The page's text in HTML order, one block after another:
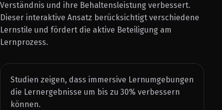
Verständnis und ihre Behaltensleistung verbessert.
Dieser interaktive Ansatz berücksichtigt verschiedene
Lernstile und fördert die aktive Beteiligung am
Lernprozess.
Studien zeigen, dass immersive Lernumgebungen
die Lernergebnisse um bis zu 30% verbessern
können.